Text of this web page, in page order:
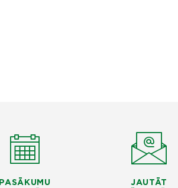
PASĀKUMU
JAUTĀT